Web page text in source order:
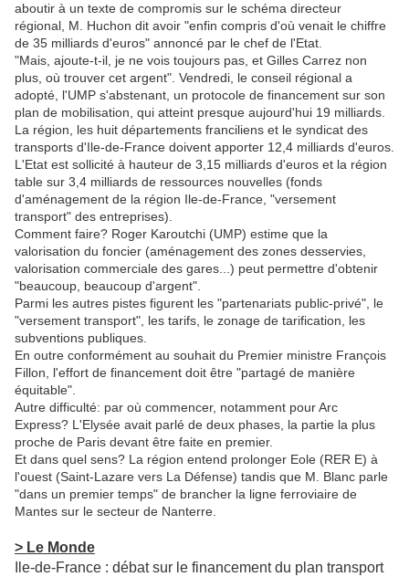
aboutir à un texte de compromis sur le schéma directeur
régional, M. Huchon dit avoir "enfin compris d'où venait le chiffre
de 35 milliards d'euros" annoncé par le chef de l'Etat.
"Mais, ajoute-t-il, je ne vois toujours pas, et Gilles Carrez non
plus, où trouver cet argent". Vendredi, le conseil régional a
adopté, l'UMP s'abstenant, un protocole de financement sur son
plan de mobilisation, qui atteint presque aujourd'hui 19 milliards.
La région, les huit départements franciliens et le syndicat des
transports d'Ile-de-France doivent apporter 12,4 milliards d'euros.
L'Etat est sollicité à hauteur de 3,15 milliards d'euros et la région
table sur 3,4 milliards de ressources nouvelles (fonds
d'aménagement de la région Ile-de-France, "versement
transport" des entreprises).
Comment faire? Roger Karoutchi (UMP) estime que la
valorisation du foncier (aménagement des zones desservies,
valorisation commerciale des gares...) peut permettre d'obtenir
"beaucoup, beaucoup d'argent".
Parmi les autres pistes figurent les "partenariats public-privé", le
"versement transport", les tarifs, le zonage de tarification, les
subventions publiques.
En outre conformément au souhait du Premier ministre François
Fillon, l'effort de financement doit être "partagé de manière
équitable".
Autre difficulté: par où commencer, notamment pour Arc
Express? L'Elysée avait parlé de deux phases, la partie la plus
proche de Paris devant être faite en premier.
Et dans quel sens? La région entend prolonger Eole (RER E) à
l'ouest (Saint-Lazare vers La Défense) tandis que M. Blanc parle
"dans un premier temps" de brancher la ligne ferroviaire de
Mantes sur le secteur de Nanterre.
> Le Monde
Ile-de-France : débat sur le financement du plan transport